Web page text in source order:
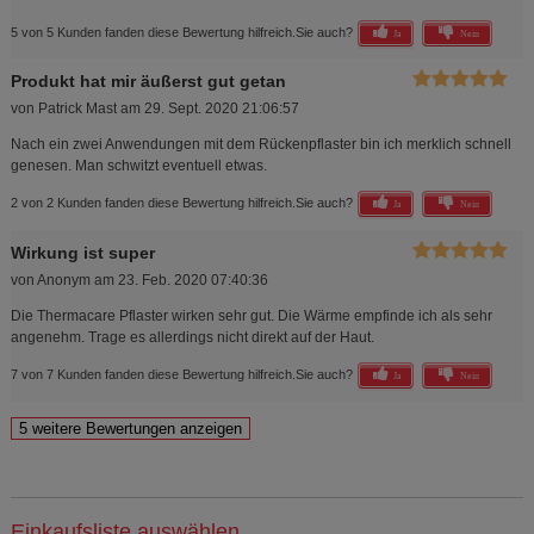
5 von 5 Kunden fanden diese Bewertung hilfreich. Sie auch? Ja Nein
Produkt hat mir äußerst gut getan
von Patrick Mastam 29. Sept. 2020 21:06:57
Nach ein zwei Anwendungen mit dem Rückenpflaster bin ich merklich schnell
genesen. Man schwitzt eventuell etwas.
2 von 2 Kunden fanden diese Bewertung hilfreich. Sie auch? Ja Nein
Wirkung ist super
von Anonym am 23. Feb. 2020 07:40:36
Die Thermacare Pflaster wirken sehr gut. Die Wärme empfinde ich als sehr
angenehm. Trage es allerdings nicht direkt auf der Haut.
7 von 7 Kunden fanden diese Bewertung hilfreich. Sie auch? Ja Nein